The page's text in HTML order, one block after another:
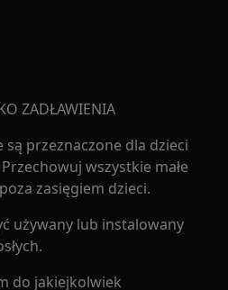
ZADŁAWIENIA
przeznaczone dla dzieci
wszystkie małe
zasięgiem dzieci.
używany lub instalowany
do jakiejkolwiek